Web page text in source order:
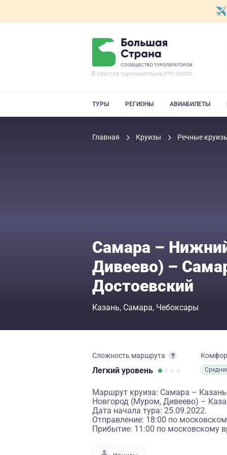
ТУРЫ РЕГИОНЫ АВИАБИЛЕТЫ
Главная Круизы Речные
Самара –
Дивеево) –
Достоевский
Казань Самара Чебоксары
Сложность маршрута
Легкий уровень
Маршрут круиза: Самара –
Новгород (Муром, Дивеево) –
Дата начала тура: 25.09.2022.
Отправление: 18:00 по
Прибытие: 11:00 по московскому